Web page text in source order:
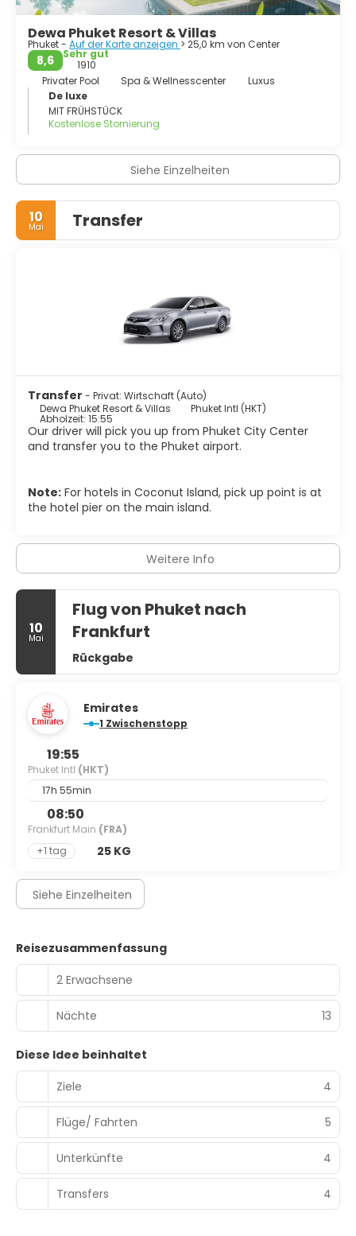
Dewa Phuket Resort & Villas
Phuket - Auf der Karte anzeigen > 25,0 km von Center
8,6
Sehr gut
1910
Privater Pool
Spa & Wellnesscenter
Luxus
De luxe
MIT FRÜHSTÜCK
Kostenlose Stornierung
Siehe Einzelheiten
10
Mai Transfer
Transfer - Privat: Wirtschaft (Auto)
Dewa Phuket Resort & Villas
Phuket Intl (HKT)
Abholzeit: 15:55
Our driver will pick you up from Phuket City Center
and transfer you to the Phuket airport.
Note: For hotels in Coconut Island, pick up point is at
the hotel pier on the main island.
Weitere Info
10
Mai
Flug von Phuket nach
Frankfurt
Rückgabe
Emirates
1 Zwischenstopp
19:55
Phuket Intl (HKT)
17h 55min
08:50
Frankfurt Main (FRA)
+1 tag
25 KG
Siehe Einzelheiten
Reisezusammenfassung
2 Erwachsene
Nächte 13
Diese Idee beinhaltet
Ziele
4
Flüge/ Fahrten 5
Unterkünfte 4
Transfers 4